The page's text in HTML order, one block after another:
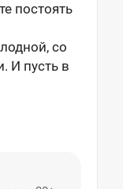
постоять
со
И пусть в